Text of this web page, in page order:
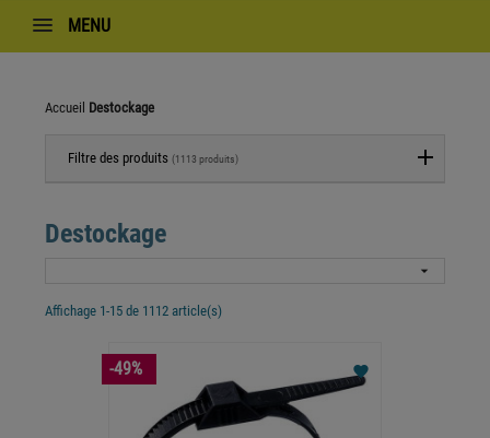
MENU
Accueil Destockage
Filtre des produits (1113 produits)
Destockage

Affichage 1-15 de 1112 article(s)
favorite
-49%